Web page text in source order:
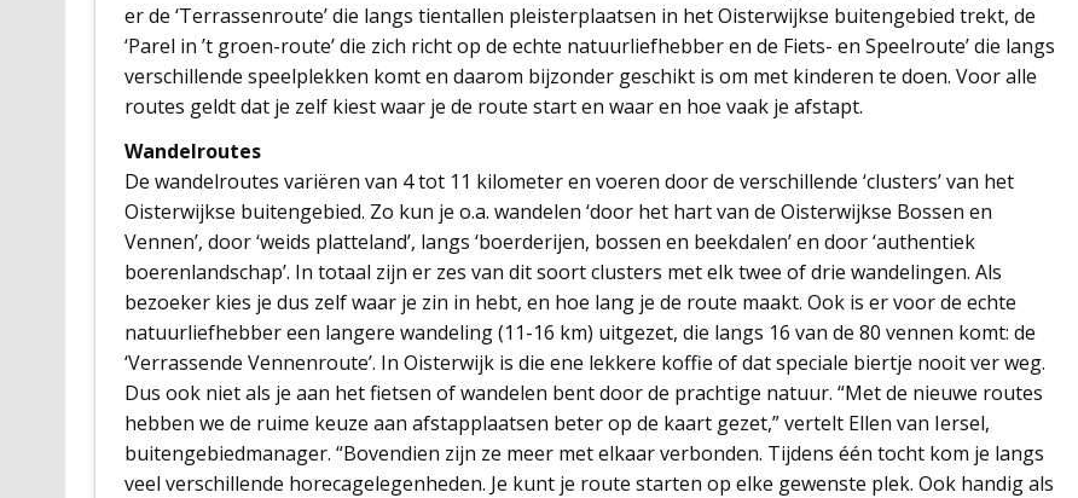
er de ‘Terrassenroute’ die langs tientallen pleisterplaatsen in het Oisterwijkse buitengebied trekt, de
‘Parel in ’t groen-route’ die zich richt op de echte natuurliefhebber en de Fiets- en Speelroute’ die langs
verschillende speelplekken komt en daarom bijzonder geschikt is om met kinderen te doen. Voor alle
routes geldt dat je zelf kiest waar je de route start en waar en hoe vaak je afstapt.
Wandelroutes
De wandelroutes variëren van 4 tot 11 kilometer en voeren door de verschillende ‘clusters’ van het
Oisterwijkse buitengebied. Zo kun je o.a. wandelen ‘door het hart van de Oisterwijkse Bossen en
Vennen’, door ‘weids platteland’, langs ‘boerderijen, bossen en beekdalen’ en door ‘authentiek
boerenlandschap’. In totaal zijn er zes van dit soort clusters met elk twee of drie wandelingen. Als
bezoeker kies je dus zelf waar je zin in hebt, en hoe lang je de route maakt. Ook is er voor de echte
natuurliefhebber een langere wandeling (11-16 km) uitgezet, die langs 16 van de 80 vennen komt: de
‘Verrassende Vennenroute’. In Oisterwijk is die ene lekkere koffie of dat speciale biertje nooit ver weg.
Dus ook niet als je aan het fietsen of wandelen bent door de prachtige natuur. “Met de nieuwe routes
hebben we de ruime keuze aan afstapplaatsen beter op de kaart gezet,” vertelt Ellen van Iersel,
buitengebiedmanager. “Bovendien zijn ze meer met elkaar verbonden. Tijdens één tocht kom je langs
veel verschillende horecagelegenheden. Je kunt je route starten op elke gewenste plek. Ook handig als